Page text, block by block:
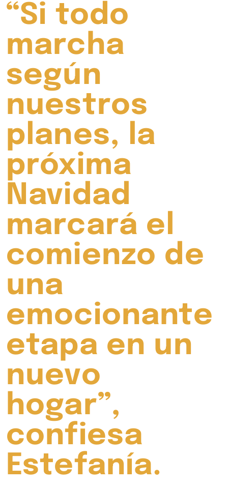
“Si todo
marcha
según
nuestros
planes, la
próxima
Navidad
marcará el
comienzo de
una
emocionante
etapa en un
nuevo
hogar”,
confiesa
Estefanía.